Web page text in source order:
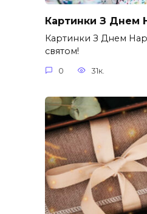
Картинки З Днем
Картинки З Днем
святом!
0 31к.